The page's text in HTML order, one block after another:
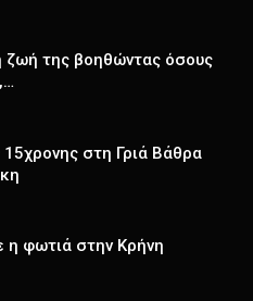
ζωή της βοηθώντας όσους
στη Γριά Βάθρα
η φωτιά στην Κρήνη